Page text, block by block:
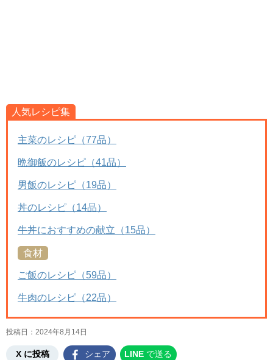
人気レシピ集
主菜のレシピ（77品）
晩御飯のレシピ（41品）
男飯のレシピ（19品）
丼のレシピ（14品）
牛丼におすすめの献立（15品）
食材
ご飯のレシピ（59品）
牛肉のレシピ（22品）
投稿日： 2024年8月14日
X に投稿 シェア LINE で送る